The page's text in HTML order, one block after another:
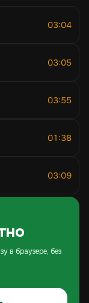
03:04
03:05
03:55
01:38
03:09
в браузере, без